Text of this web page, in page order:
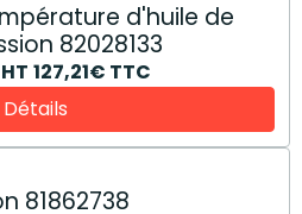
d'huile de
82028133
HT 127,21€ TTC
Détails
81862738